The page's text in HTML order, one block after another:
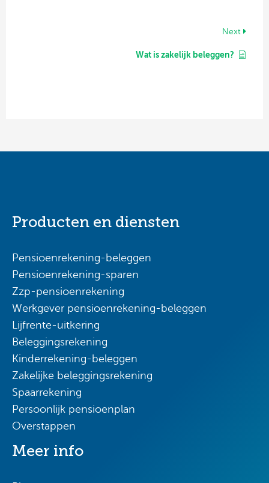
Next
Wat is zakelijk beleggen?
Producten en diensten
Pensioenrekening-beleggen
Pensioenrekening-sparen
Zzp-pensioenrekening
Werkgever pensioenrekening-beleggen
Lijfrente-uitkering
Beleggingsrekening
Kinderrekening-beleggen
Zakelijke beleggingsrekening
Spaarrekening
Persoonlijk pensioenplan
Overstappen
Meer info